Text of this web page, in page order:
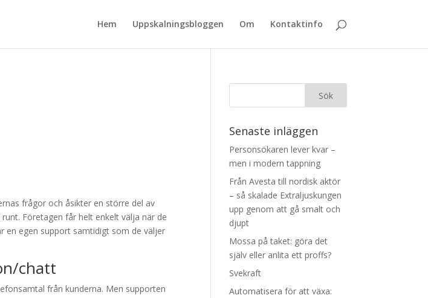
Hem Uppskalningsbloggen Om Kontaktinfo
frågor och åsikter en större del av
Företagen får helt enkelt välja när de
en egen support samtidigt som de väljer
chatt
från kunderna. Men supporten
Senaste inläggen
Personsökaren lever kvar –
men i modern tappning
Från Avesta till nordisk aktör
– så skalade Extraljuskungen
upp genom att gå smalt och
djupt
Mossa på taket: göra det
själv eller anlita ett proffs?
Svekraft
Automatisera för att växa: